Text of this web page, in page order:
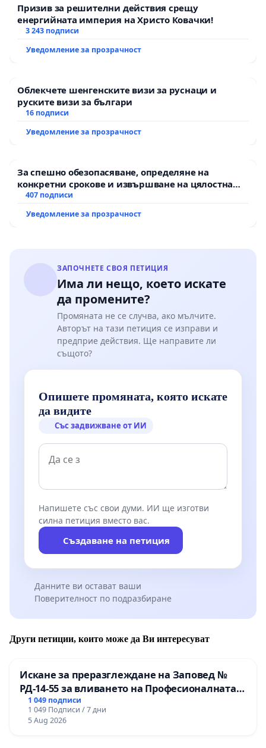
Призив за решителни действия срещу
енергийната империя на Христо Ковачки!
3 243 подписи
Уведомление за прозрачност
Облекчете шенгенските визи за руснаци и
руските визи за българи
16 подписи
Уведомление за прозрачност
За спешно обезопасяване, определяне на
конкретни срокове и извършване на цялостна
рехабилитация на републиканския път между
Мирово - к.к. Момин проход
407 подписи
Уведомление за прозрачност
ЗАПОЧНЕТЕ СВОЯ ПЕТИЦИЯ
Има ли нещо, което искате
да промените?
Промяната не се случва, ако мълчите.
Авторът на тази петиция се изправи и
предприе действия. Ще направите ли
същото?
Опишете промяната, която искате
да видите
Със задвижване от ИИ
Напишете със свои думи. ИИ ще изготви
силна петиция вместо вас.
Създаване на петиция
Данните ви остават ваши
Поверителност по подразбиране
Други петиции, които може да Ви интересуват
Искане за преразглеждане на Заповед №
РД-14-55 за вливането на Професионалната
гимназия по промишлени технологии в
Професионалната гимназия по икономика и
мениджмънт – гр. Пазарджик
1 049 подписи
1 049 Подписи / 7 дни
5 Aug 2026